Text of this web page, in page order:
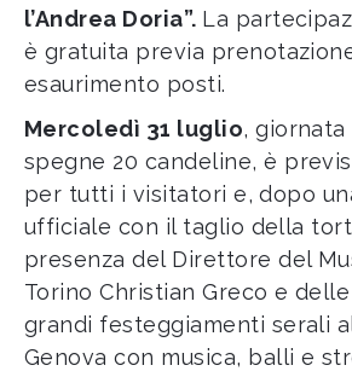
l’Andrea Doria”. La
è gratuita previa
esaurimento posti.
Mercoledì 31 luglio, giornata
spegne 20 candeline, è
per tutti i visitatori e, dopo
ufficiale con il taglio della
presenza del Direttore del
Torino Christian Greco e
grandi festeggiamenti serali
Genova con musica, balli e